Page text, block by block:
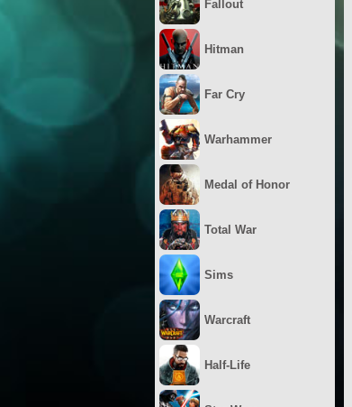
Fallout
Hitman
Far Cry
Warhammer
Medal of Honor
Total War
Sims
Warcraft
Half-Life